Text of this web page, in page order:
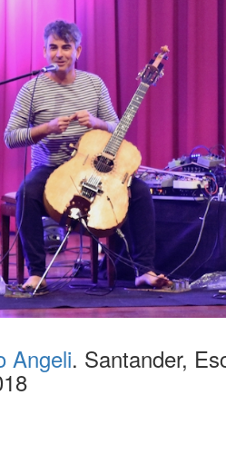
Angeli. Santander,